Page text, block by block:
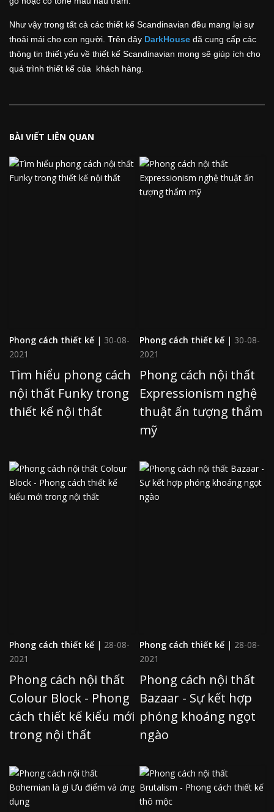
Như vậy trong tất cả các thiết kế Scandinavian đều mang lại sự
thoải mái cho con người. Trên đây DarkHouse đã cung cấp các
thông tin thiết yếu về thiết kế Scandinavian mong sẽ giúp ích cho
quá trình thiết kế của khách hàng.
BÀI VIẾT LIÊN QUAN
Phong cách thiết kế | 30-08-
2021
Tìm hiểu phong cách
nội thất Funky trong
thiết kế nội thất
Phong cách thiết kế | 30-08-
2021
Phong cách nội thất
Expressionism nghệ
thuật ấn tượng thẩm
mỹ
Phong cách thiết kế | 28-08-
2021
Phong cách nội thất
Colour Block - Phong
cách thiết kế kiểu mới
trong nội thất
Phong cách thiết kế | 28-08-
2021
Phong cách nội thất
Bazaar - Sự kết hợp
phóng khoáng ngọt
ngào